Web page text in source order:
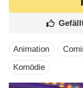
Animation
Komödie